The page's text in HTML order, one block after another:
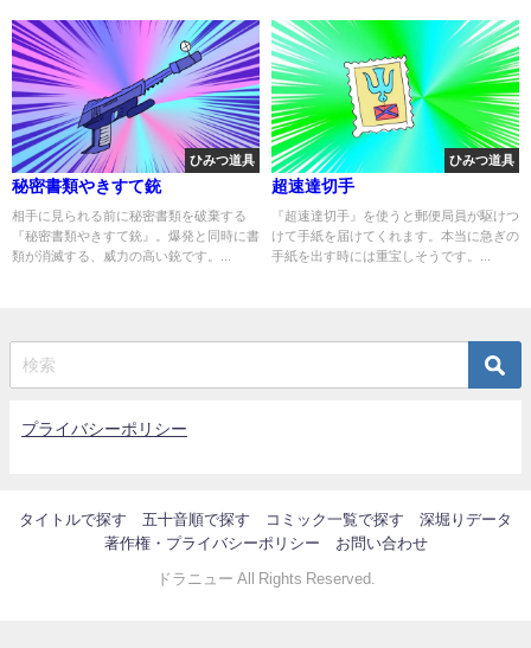
ひみつ道具
秘密書類やきすて銃
相手に見られる前に秘密書類を破棄する
『秘密書類やきすて銃』。爆発と同時に書
類が消滅する、威力の高い銃です。...
ひみつ道具
超速達切手
『超速達切手』を使うと郵便局員が駆けつ
けて手紙を届けてくれます。本当に急ぎの
手紙を出す時には重宝しそうです。...
プライバシーポリシー
タイトルで探す 五十音順で探す コミック一覧で探す
深堀りデータ
著作権・プライバシーポリシー
お問い合わせ
ドラニュー All Rights Reserved.